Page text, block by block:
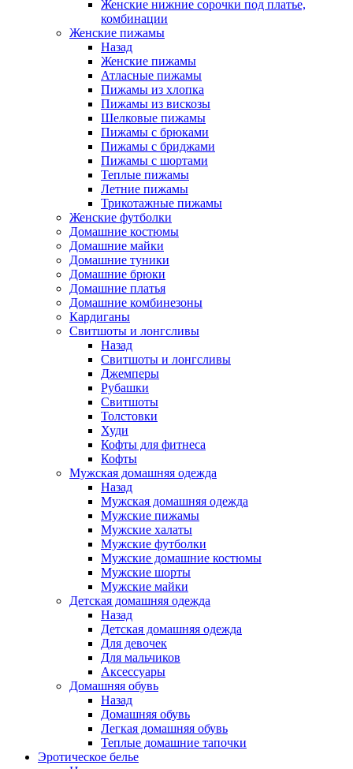
Женские нижние сорочки под платье,
комбинации
Женские пижамы
Назад
Женские пижамы
Атласные пижамы
Пижамы из хлопка
Пижамы из вискозы
Шелковые пижамы
Пижамы с брюками
Пижамы с бриджами
Пижамы с шортами
Теплые пижамы
Летние пижамы
Трикотажные пижамы
Женские футболки
Домашние костюмы
Домашние майки
Домашние туники
Домашние брюки
Домашние платья
Домашние комбинезоны
Кардиганы
Свитшоты и лонгсливы
Назад
Свитшоты и лонгсливы
Джемперы
Рубашки
Свитшоты
Толстовки
Худи
Кофты для фитнеса
Кофты
Мужская домашняя одежда
Назад
Мужская домашняя одежда
Мужские пижамы
Мужские халаты
Мужские футболки
Мужские домашние костюмы
Мужские шорты
Мужские майки
Детская домашняя одежда
Назад
Детская домашняя одежда
Для девочек
Для мальчиков
Аксессуары
Домашняя обувь
Назад
Домашняя обувь
Легкая домашняя обувь
Теплые домашние тапочки
Эротическое белье